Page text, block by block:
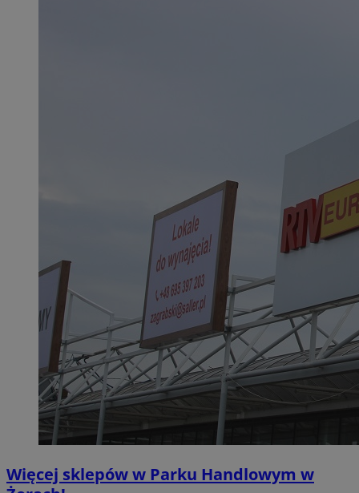
Więcej sklepów w Parku Handlowym w